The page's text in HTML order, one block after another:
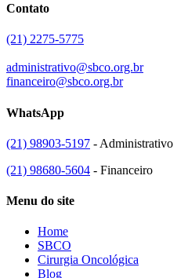
Contato
(21) 2275-5775
administrativo@sbco.org.br
financeiro@sbco.org.br
WhatsApp
(21) 98903-5197 - Administrativo
(21) 98680-5604 - Financeiro
Menu do site
Home
SBCO
Cirurgia Oncológica
Blog